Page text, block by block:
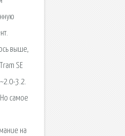
выше,
SE
3.2.
самое
на